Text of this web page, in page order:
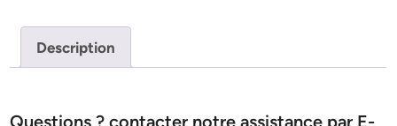
Description
Questions ? contacter notre assistance par E-